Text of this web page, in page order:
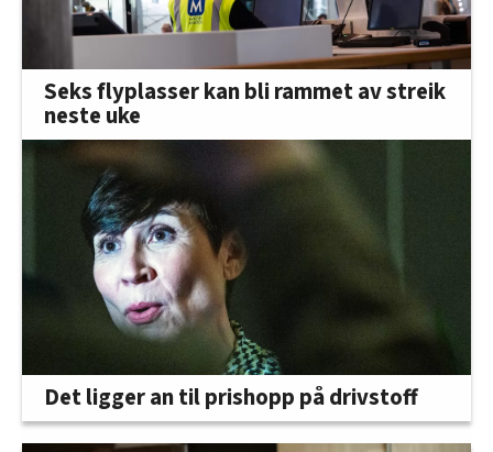
Seks flyplasser kan bli rammet av streik
neste uke
Det ligger an til prishopp på drivstoff